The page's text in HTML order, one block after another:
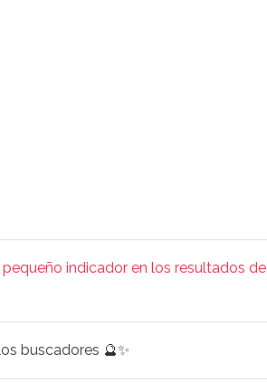
indicador en los resultados de
buscadores 🔮✨